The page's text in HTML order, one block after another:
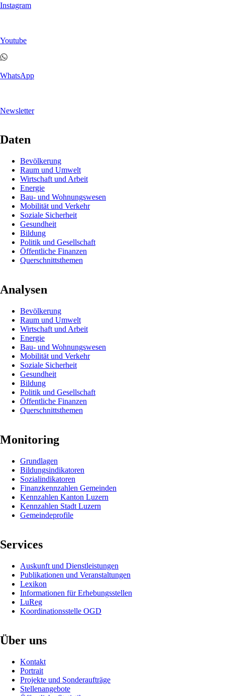
Instagram
Youtube
WhatsApp
Newsletter
Daten
Navigation
überspringen
Bevölkerung
Raum und Umwelt
Wirtschaft und Arbeit
Energie
Bau- und Wohnungswesen
Mobilität und Verkehr
Soziale Sicherheit
Gesundheit
Bildung
Politik und Gesellschaft
Öffentliche Finanzen
Querschnittsthemen
Analysen
Navigation
überspringen
Bevölkerung
Raum und Umwelt
Wirtschaft und Arbeit
Energie
Bau- und Wohnungswesen
Mobilität und Verkehr
Soziale Sicherheit
Gesundheit
Bildung
Politik und Gesellschaft
Öffentliche Finanzen
Querschnittsthemen
Monitoring
Navigation
überspringen
Grundlagen
Bildungsindikatoren
Sozialindikatoren
Finanzkennzahlen Gemeinden
Kennzahlen Kanton Luzern
Kennzahlen Stadt Luzern
Gemeindeprofile
Services
Navigation
überspringen
Auskunft und Dienstleistungen
Publikationen und Veranstaltungen
Lexikon
Informationen für Erhebungsstellen
LuReg
Koordinationsstelle OGD
Über uns
Navigation
überspringen
Kontakt
Portrait
Projekte und Sonderaufträge
Stellenangebote